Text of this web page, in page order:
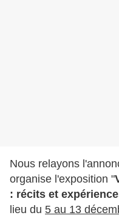
Nous relayons
organise l'exposition "
: récits et
lieu du 5 au 13